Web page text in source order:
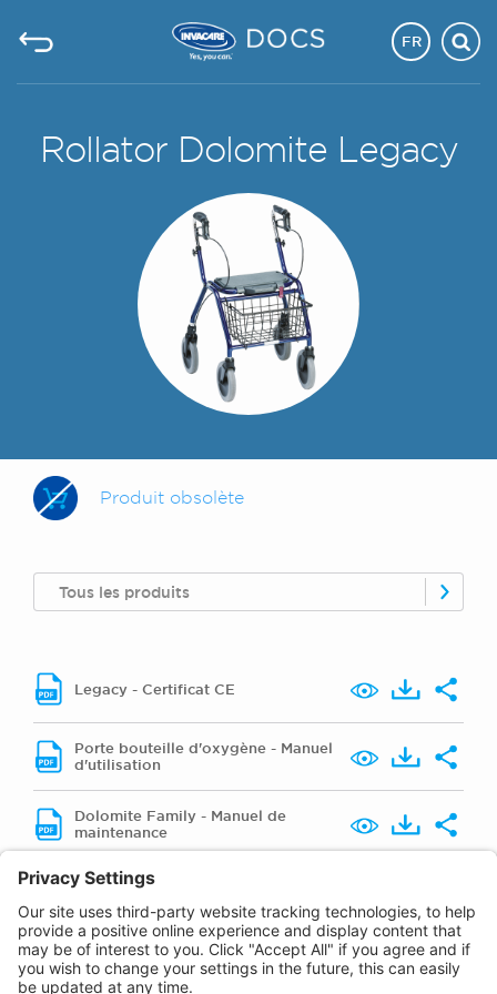
FR
Rollator Dolomite Legacy
Produit obsolète
Tous les produits
Legacy - Certificat CE
Porte bouteille d'oxygène - Manuel
d'utilisation
Dolomite Family - Manuel de
maintenance